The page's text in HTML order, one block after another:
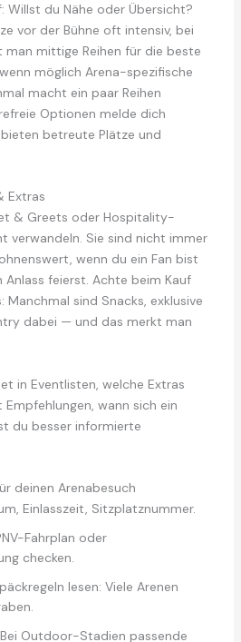
Willst du Nähe oder Übersicht?
vor der Bühne oft intensiv, bei
mittige Reihen für die beste
möglich Arena-spezifische
macht ein paar Reihen
Optionen melde dich
betreute Plätze und
Extras
& Greets oder Hospitality-
verwandeln. Sie sind nicht immer
wenn du ein Fan bist
feierst. Achte beim Kauf
Manchmal sind Snacks, exklusive
dabei — und das merkt man
in Eventlisten, welche Extras
wann sich ein
du besser informierte
deinen Arenabesuch
Einlasszeit, Sitzplatznummer.
Fahrplan oder
checken.
lesen: Viele Arenen
Outdoor-Stadien passende